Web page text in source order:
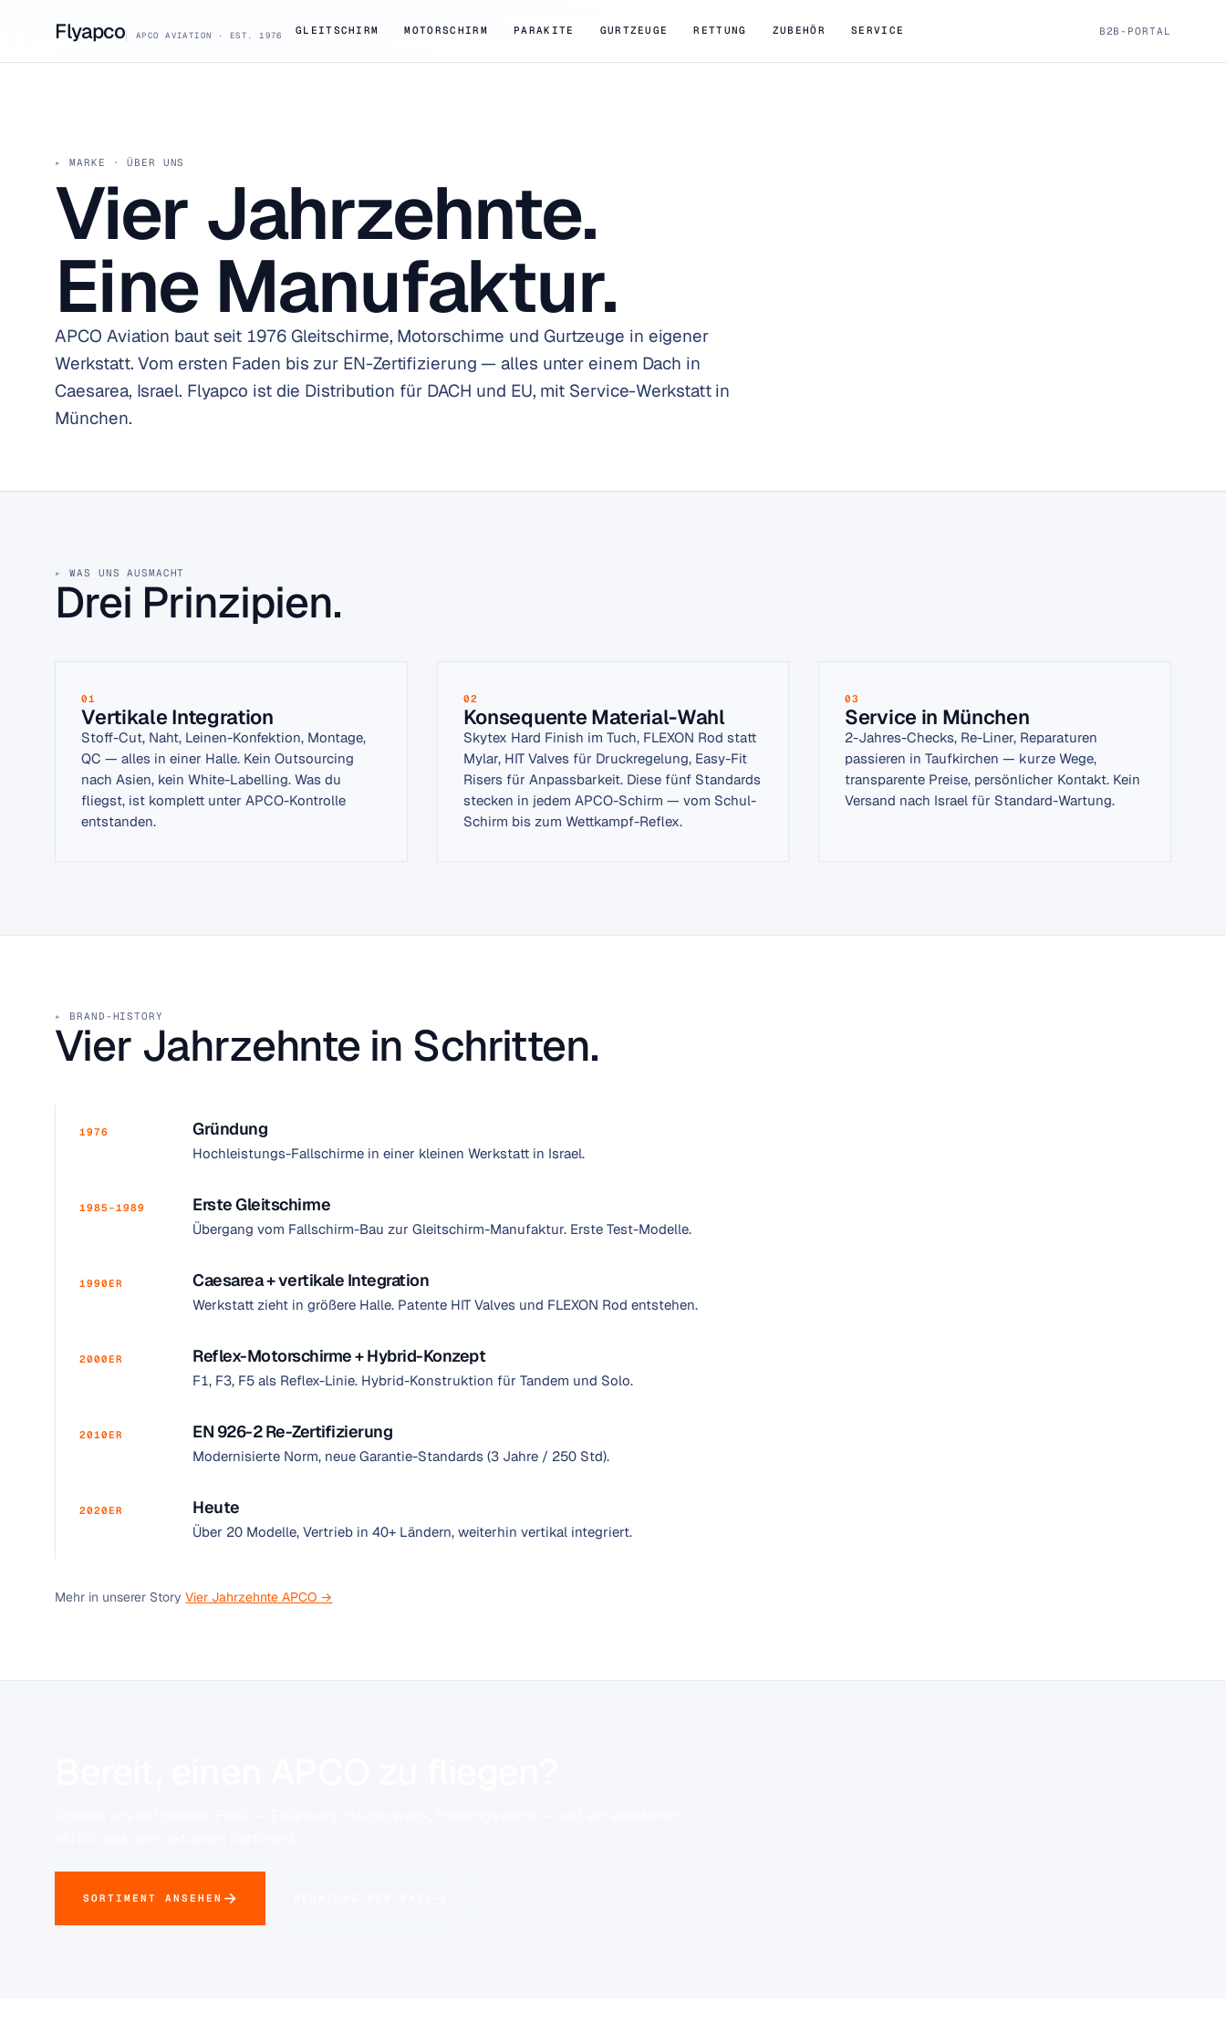
Flyapco APCO AVIATION · EST. 1976 GLEITSCHIRM MOTORSCHIRM PARAKITE GURTZEUGE RETTUNG ZUBEHÖR SERVICE B2B-PORTAL
MARKE · ÜBER UNS
Vier Jahrzehnte.
Eine Manufaktur.
APCO Aviation baut seit 1976 Gleitschirme, Motorschirme und Gurtzeuge in eigener
Werkstatt. Vom ersten Faden bis zur EN-Zertifizierung — alles unter einem Dach in
Caesarea, Israel. Flyapco ist die Distribution für DACH und EU, mit Service-Werkstatt in
München.
WAS UNS AUSMACHT
Drei Prinzipien.
01
Vertikale Integration
Stoff-Cut, Naht, Leinen-Konfektion, Montage,
QC — alles in einer Halle. Kein Outsourcing
nach Asien, kein White-Labelling. Was du
fliegst, ist komplett unter APCO-Kontrolle
entstanden.
02
Konsequente Material-Wahl
Skytex Hard Finish im Tuch, FLEXON Rod statt
Mylar, HIT Valves für Druckregelung, Easy-Fit
Risers für Anpassbarkeit. Diese fünf Standards
stecken in jedem APCO-Schirm — vom Schul-
Schirm bis zum Wettkampf-Reflex.
03
Service in München
2-Jahres-Checks, Re-Liner, Reparaturen
passieren in Taufkirchen — kurze Wege,
transparente Preise, persönlicher Kontakt. Kein
Versand nach Israel für Standard-Wartung.
BRAND-HISTORY
Vier Jahrzehnte in Schritten.
1976 Gründung
Hochleistungs-Fallschirme in einer kleinen Werkstatt in Israel.
1985–1989 Erste Gleitschirme
Übergang vom Fallschirm-Bau zur Gleitschirm-Manufaktur. Erste Test-Modelle.
1990ER Caesarea + vertikale Integration
Werkstatt zieht in größere Halle. Patente HIT Valves und FLEXON Rod entstehen.
2000ER Reflex-Motorschirme + Hybrid-Konzept
F1, F3, F5 als Reflex-Linie. Hybrid-Konstruktion für Tandem und Solo.
2010ER EN 926-2 Re-Zertifizierung
Modernisierte Norm, neue Garantie-Standards (3 Jahre / 250 Std).
2020ER Heute
Über 20 Modelle, Vertrieb in 40+ Ländern, weiterhin vertikal integriert.
Mehr in unserer StoryVier Jahrzehnte APCO →
SORTIMENT ANSEHEN